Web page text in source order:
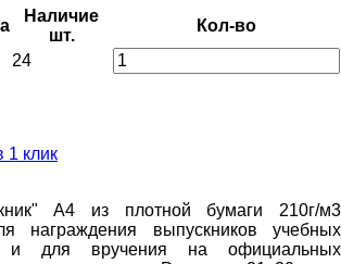
a
Наличие
шт.
Кол-во
24
1 клик
А4 из плотной бумаги 210г/м3
награждения выпускников учебных
и для вручения на официальных